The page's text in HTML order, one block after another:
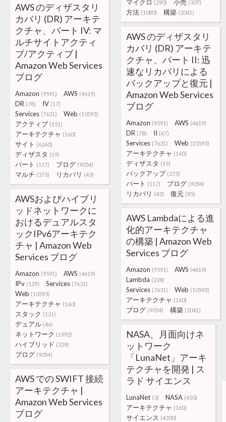
マイクロ (290) 小売 (307)
方法 (1080) 構築 (2041)
AWS のディザスタリ
カバリ (DR) アーキテ
クチャ、パート IV: マ
ルチサイトアクティ
ブ/アクティブ |
Amazon Web Services
ブログ
Amazon (9591) AWS (4619)
DR (78) IV (17)
Services (7631) Web (10593)
アクティブ (151)
アーキテクチャ (160)
サイト (6260)
ディザスタ (19)
パート (117) ブログ (9054)
マルチ (573) リカバリ (43)
AWS のディザスタリ
カバリ (DR) アーキテ
クチャ、パート II: 迅
速なリカバリによる
バックアップと復元 |
Amazon Web Services
ブログ
Amazon (9591) AWS (4619)
DR (78) II (67)
Services (7631) Web (10593)
アーキテクチャ (160)
ディザスタ (19)
バックアップ (273)
パート (117) ブログ (9054)
リカバリ (43) 復元 (85)
AWSおよびハイブリ
ッドネットワークに
おけるデュアルスタ
ックIPv6アーキテク
チャ | Amazon Web
Services ブログ
Amazon (9591) AWS (4619)
IPv (129) Services (7631)
Web (10593)
アーキテクチャ (160)
スタック (121)
デュアル (46)
ネットワーク (1992)
ハイブリッド (329)
ブログ (9054)
AWS Lambdaによる進
化的アーキテクチャ
の構築 | Amazon Web
Services ブログ
Amazon (9591) AWS (4619)
Lambda (228)
Services (7631) Web (10593)
アーキテクチャ (160)
ブログ (9054) 構築 (2041)
NASA、月面向けネ
ットワーク
「LunaNet」アーキ
テクチャを開発 | ス
ラド サイエンス
LunaNet (3) NASA (450)
アーキテクチャ (160)
サイエンス (4300)
AWS での SWIFT 接続
アーキテクチャ |
Amazon Web Services
ブログ